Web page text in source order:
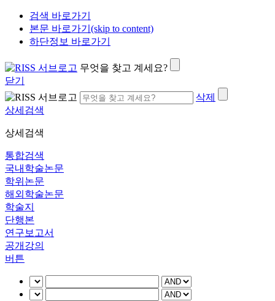
검색 바로가기
본문 바로가기(skip to content)
하단정보 바로가기
무엇을 찾고 계세요?
닫기
삭제
상세검색
상세검색
통합검색
국내학술논문
학위논문
해외학술논문
학술지
단행본
연구보고서
공개강의
버튼